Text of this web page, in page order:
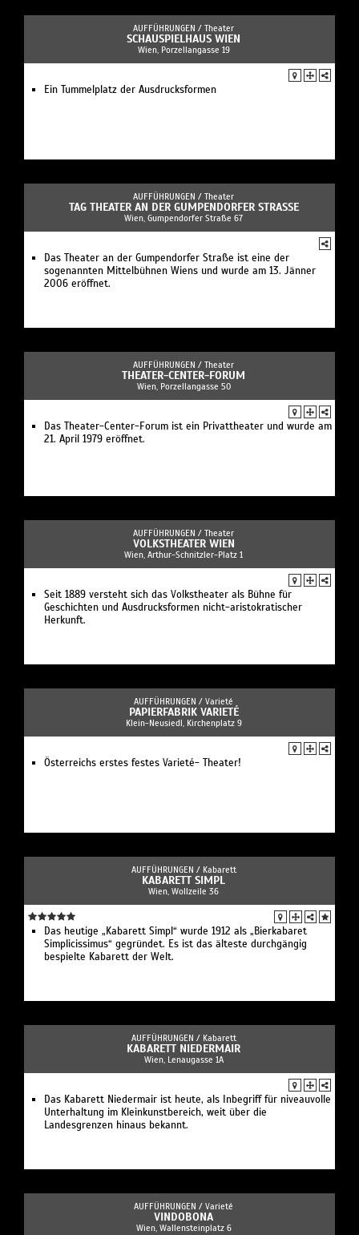
AUFFÜHRUNGEN / Theater
SCHAUSPIELHAUS WIEN
Wien, Porzellangasse 19
Ein Tummelplatz der Ausdrucksformen
AUFFÜHRUNGEN / Theater
TAG THEATER AN DER GUMPENDORFER STRASSE
Wien, Gumpendorfer Straße 67
Das Theater an der Gumpendorfer Straße ist eine der
sogenannten Mittelbühnen Wiens und wurde am 13. Jänner
2006 eröffnet.
AUFFÜHRUNGEN / Theater
THEATER-CENTER-FORUM
Wien, Porzellangasse 50
Das Theater-Center-Forum ist ein Privattheater und wurde am
21. April 1979 eröffnet.
AUFFÜHRUNGEN / Theater
VOLKSTHEATER WIEN
Wien, Arthur-Schnitzler-Platz 1
Seit 1889 versteht sich das Volkstheater als Bühne für
Geschichten und Ausdrucksformen nicht-aristokratischer
Herkunft.
AUFFÜHRUNGEN / Varieté
PAPIERFABRIK VARIETÉ
Klein-Neusiedl, Kirchenplatz 9
Österreichs erstes festes Varieté- Theater!
AUFFÜHRUNGEN / Kabarett
KABARETT SIMPL
Wien, Wollzeile 36
Das heutige „Kabarett Simpl“ wurde 1912 als „Bierkabaret
Simplicissimus“ gegründet. Es ist das älteste durchgängig
bespielte Kabarett der Welt.
AUFFÜHRUNGEN / Kabarett
KABARETT NIEDERMAIR
Wien, Lenaugasse 1A
Das Kabarett Niedermair ist heute, als Inbegriff für niveauvolle
Unterhaltung im Kleinkunstbereich, weit über die
Landesgrenzen hinaus bekannt.
AUFFÜHRUNGEN / Varieté
VINDOBONA
Wien, Wallensteinplatz 6